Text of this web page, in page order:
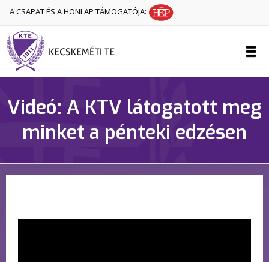
A CSAPAT ÉS A HONLAP TÁMOGATÓJA:
Videó: A KTV látogatott meg
minket a pénteki edzésen